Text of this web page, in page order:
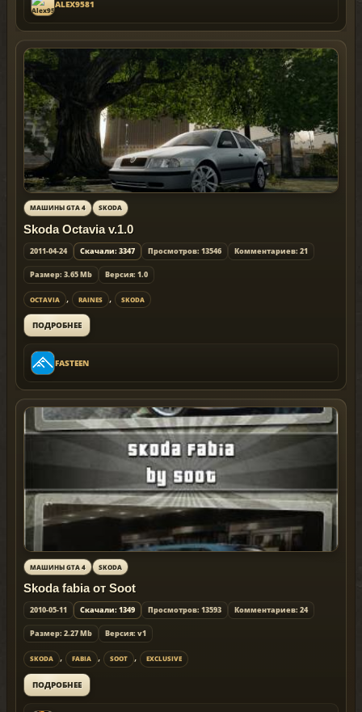
ALEX9581
МАШИНЫ GTA 4 SKODA
Skoda Octavia v.1.0
2011-04-24 Скачали: 3347 Просмотров: 13546 Комментариев: 21
Размер: 3.65 Mb Версия: 1.0
OCTAVIA , RAINES , SKODA
ПОДРОБНЕЕ
FASTEEN
МАШИНЫ GTA 4 SKODA
Skoda fabia от Soot
2010-05-11 Скачали: 1349 Просмотров: 13593 Комментариев: 24
Размер: 2.27 Mb Версия: v1
SKODA , FABIA , SOOT , EXCLUSIVE
ПОДРОБНЕЕ